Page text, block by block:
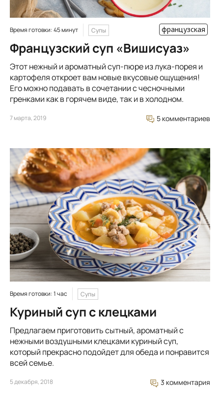
Время готовки: 45 минут Супы французская
Французский суп «Вишисуаз»
Этот нежный и ароматный суп-пюре из лука-порея и
картофеля откроет вам новые вкусовые ощущения!
Его можно подавать в сочетании с чесночными
гренками как в горячем виде, так и в холодном.
7 марта, 2019 5 комментариев
Время готовки: 1 час Супы
Куриный суп с клецками
Предлагаем приготовить сытный, ароматный с
нежными воздушными клецками куриный суп,
который прекрасно подойдет для обеда и понравится
всей семье.
5 декабря, 2018 3 комментария